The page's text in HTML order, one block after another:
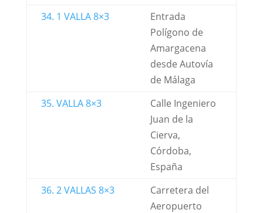
34. 1 VALLA 8×3
Entrada
Polígono de
Amargacena
desde Autovía
de Málaga
35. VALLA 8×3
Calle Ingeniero
Juan de la
Cierva,
Córdoba,
España
36. 2 VALLAS 8×3
Carretera del
Aeropuerto